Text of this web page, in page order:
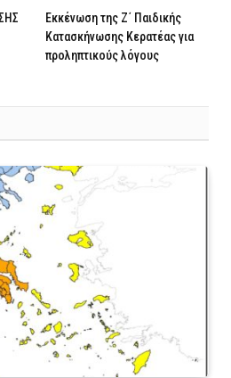
Εκκένωση της Ζ΄ Παιδικής
Κατασκήνωσης Κερατέας για
προληπτικούς λόγους